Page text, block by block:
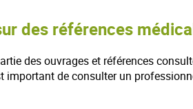
des références
des ouvrages et références
de consulter un